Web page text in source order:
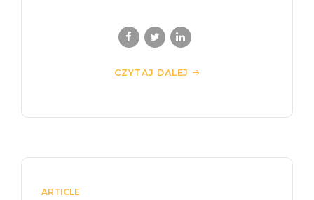
CZYTAJ DALEJ
ARTICLE